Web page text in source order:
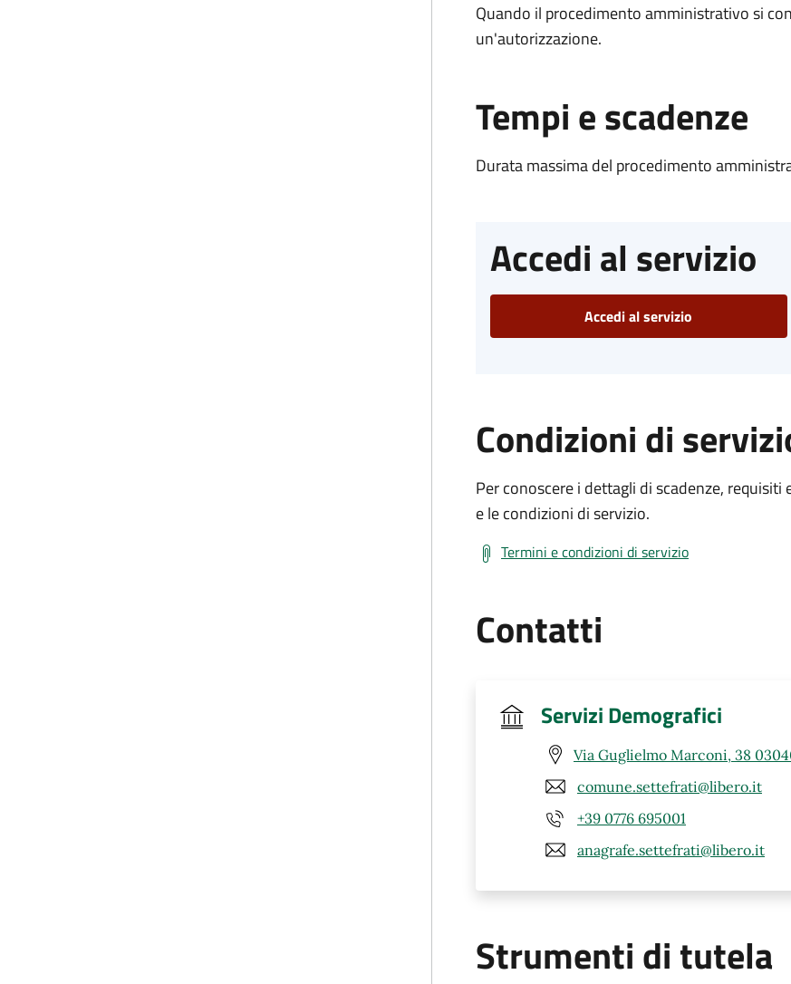
Quando il procedimento amministrativo si
un'autorizzazione.
Tempi e scadenze
Durata massima del procedimento
Accedi al servizio
Accedi al servizio
Condizioni di
Per conoscere i dettagli di scadenze,
e le condizioni di servizio.
Termini e condizioni di servizio
Contatti
Servizi Demografici
Via Guglielmo Marconi, 38
comune.settefrati@libero.it
+39 0776 695001
anagrafe.settefrati@libero.it
Strumenti di tutela